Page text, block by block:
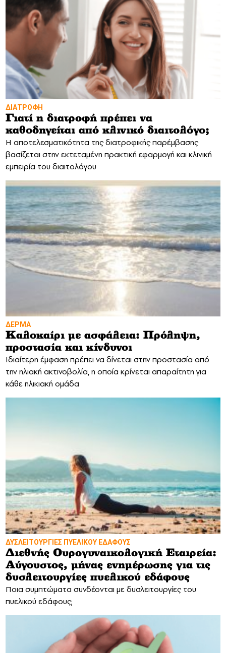
ΔΙΑΤΡΟΦΗ
Γιατί η διατροφή πρέπει να
καθοδηγείται από κλινικό διαιτολόγο;
Η αποτελεσματικότητα της διατροφικής παρέμβασης
βασίζεται στην εκτεταμένη πρακτική εφαρμογή και κλινική
εμπειρία του διαιτολόγου
ΔΕΡΜΑ
Καλοκαίρι με ασφάλεια: Πρόληψη,
προστασία και κίνδυνοι
Ιδιαίτερη έμφαση πρέπει να δίνεται στην προστασία από
την ηλιακή ακτινοβολία, η οποία κρίνεται απαραίτητη για
κάθε ηλικιακή ομάδα
ΔΥΣΛΕΙΤΟΥΡΓΙΕΣ ΠΥΕΛΙΚΟΥ ΕΔΑΦΟΥΣ
Διεθνής Ουρογυναικολογική Εταιρεία:
Αύγουστος, μήνας ενημέρωσης για τις
δυσλειτουργίες πυελικού εδάφους
Ποια συμπτώματα συνδέονται με δυσλειτουργίες του
πυελικού εδάφους;